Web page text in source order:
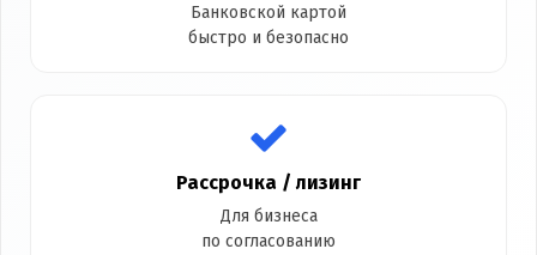
Банковской картой
быстро и безопасно
Рассрочка / лизинг
Для бизнеса
по согласованию